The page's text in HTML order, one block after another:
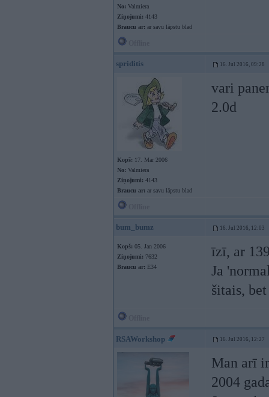
No: Valmiera
Ziņojumi: 4143
Braucu ar: ar savu lāpstu blad
spriditis 16. Jul 2016, 09:28
Kopš: 17. Mar 2006
No: Valmiera
Ziņojumi: 4143
Braucu ar: ar savu lāpstu blad
vari
2.0d
bum_bumz 16. Jul 2016, 12:03
Kopš: 05. Jan 2006
Ziņojumi: 7632
Braucu ar: E34
īzī, ar
Ja
šitais,
RSAWorkshop 16. Jul 2016, 12:27
Man arī
2004